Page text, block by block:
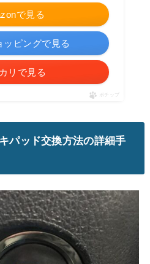
で見る
ッピングで見る
リで見る
ポチップ
パッド交換方法の詳細手